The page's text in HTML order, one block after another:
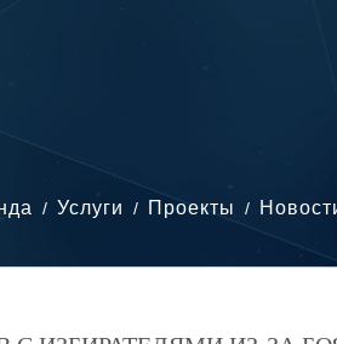
Услуги Проекты